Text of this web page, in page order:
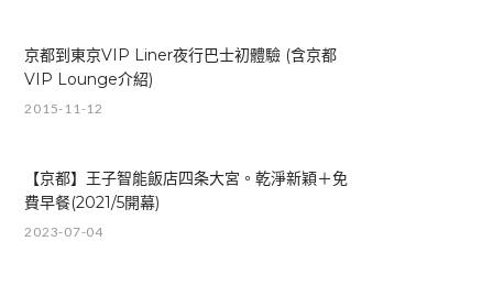
京都到東京VIP Liner夜行巴士初體驗 (含京都
VIP Lounge介紹)
2015-11-12
【京都】王子智能飯店四条大宮。乾淨新穎＋免
費早餐(2021/5開幕)
2023-07-04